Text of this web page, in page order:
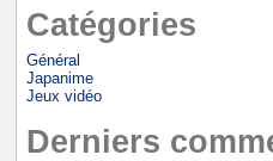
Catégories
Général
Japanime
Jeux vidéo
Derniers